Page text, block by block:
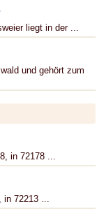
liegt in der ...
und gehört zum
in 72178 ...
in 72213 ...